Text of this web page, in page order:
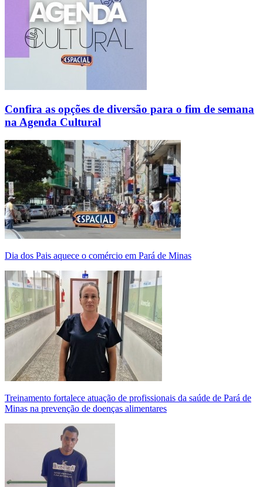
Confira as opções de diversão para o fim de semana
na Agenda Cultural
Dia dos Pais aquece o comércio em Pará de Minas
Treinamento fortalece atuação de profissionais da saúde de Pará de
Minas na prevenção de doenças alimentares